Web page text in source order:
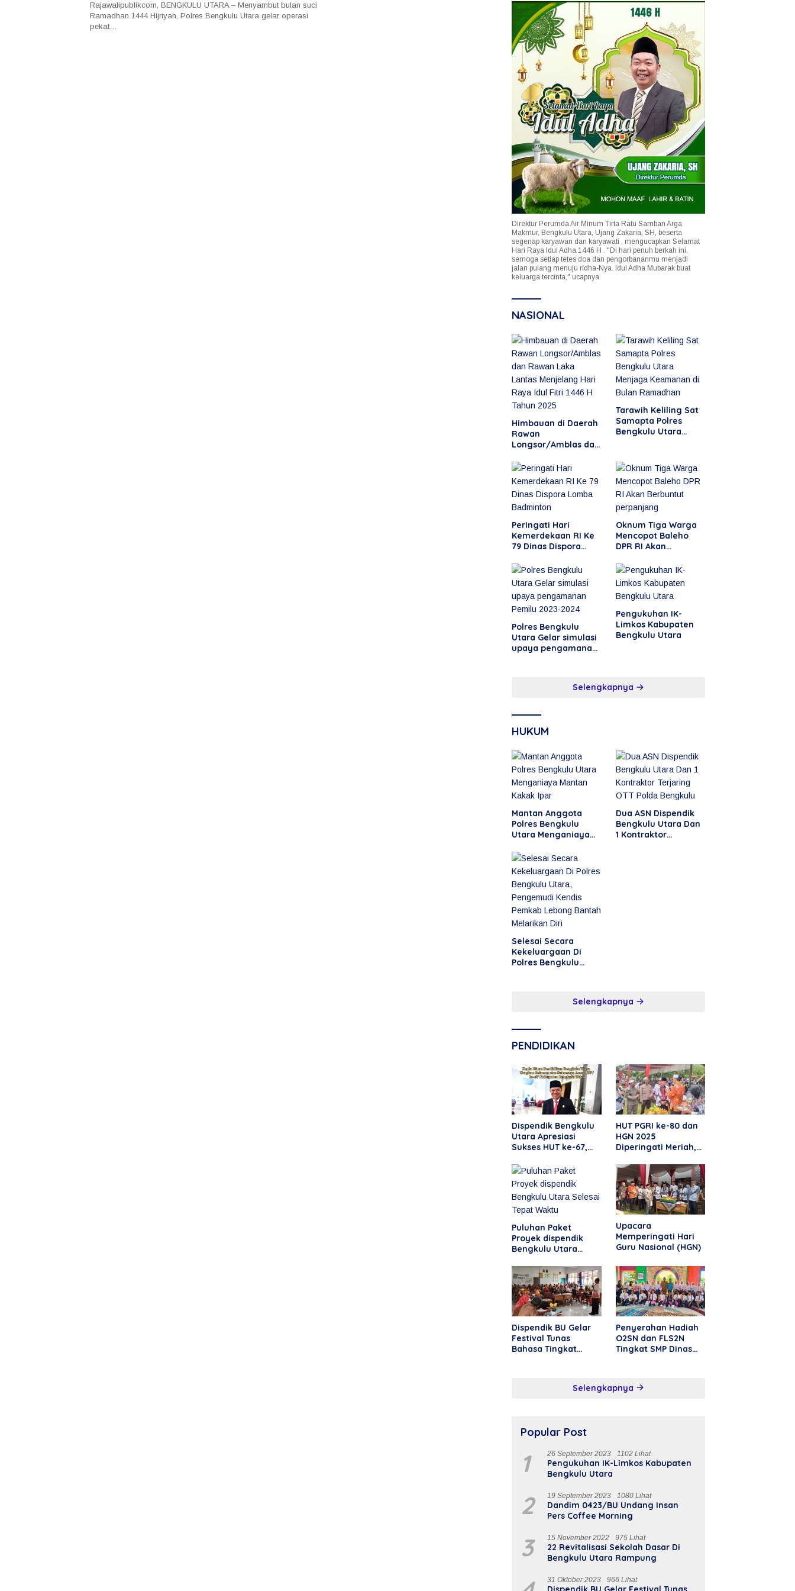
Rajawalipublikcom, BENGKULU UTARA – Menyambut bulan suci
Ramadhan 1444 Hijriyah, Polres Bengkulu Utara gelar operasi
pekat…
Direktur Perumda Air Minum Tirta Ratu Samban Arga
Makmur, Bengkulu Utara, Ujang Zakaria, SH, beserta
segenap karyawan dan karyawati , mengucapkan Selamat
Hari Raya Idul Adha 1446 H . "Di hari penuh berkah ini,
semoga setiap tetes doa dan pengorbananmu menjadi
jalan pulang menuju ridha-Nya. Idul Adha Mubarak buat
keluarga tercinta," ucapnya
NASIONAL
Himbauan di Daerah
Rawan
Longsor/Amblas dan
Menjelang Hari Raya
Idul Fitri 1446 H
Tahun 2025
Tarawih Keliling Sat
Samapta Polres
Bengkulu Utara
Peringati Hari
Kemerdekaan RI Ke
79 Dinas Dispora
Oknum Tiga Warga
Mencopot Baleho
DPR RI Akan
perpanjang
Polres Bengkulu
Utara Gelar simulasi
upaya pengamanan
Pengukuhan IK-
Limkos Kabupaten
Bengkulu Utara
Selengkapnya
HUKUM
Mantan Anggota
Polres Bengkulu
Utara Menganiaya
Dua ASN Dispendik
Bengkulu Utara Dan
1 Kontraktor
Selesai Secara
Kekeluargaan Di
Polres Bengkulu
Selengkapnya
PENDIDIKAN
Dispendik Bengkulu
Utara Apresiasi
Sukses HUT ke-67,
Perkuat Pendidikan
dan Kebersamaan
HUT PGRI ke-80 dan
HGN 2025
Diperingati Meriah,
Guru Bengkulu Utara
Puluhan Paket
Proyek dispendik
Bengkulu Utara
Upacara
Memperingati Hari
Guru Nasional (HGN)
Dispendik BU Gelar
Festival Tunas
Bahasa Tingkat
Penyerahan Hadiah
O2SN dan FLS2N
Tingkat SMP Dinas
Selengkapnya
Popular Post
1 26 September 2023 1102 Lihat
Pengukuhan IK-Limkos Kabupaten
Bengkulu Utara
2 19 September 2023 1080 Lihat
Dandim 0423/BU Undang Insan
Pers Coffee Morning
3 15 November 2022 975 Lihat
22 Revitalisasi Sekolah Dasar Di
Bengkulu Utara Rampung
31 Oktober 2023 966 Lihat